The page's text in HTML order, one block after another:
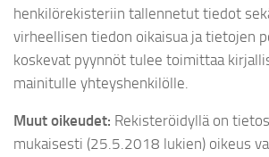
henkilörekisteriin tallennetut tiedot
virheellisen tiedon oikaisua ja tietojen
koskevat pyynnöt tulee toimittaa
mainitulle yhteyshenkilölle.
Muut oikeudet: Rekisteröidyllä on
mukaisesti (25.5.2018 lukien) oikeus